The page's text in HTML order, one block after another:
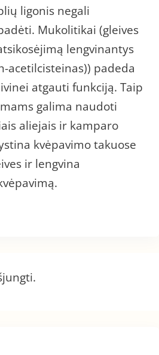
ligonis negali
Mukolitikai (gleives
lengvinantys
acetilcisteinas)) padeda
atgauti funkciją. Taip
galima naudoti
aliejais ir kamparo
kvėpavimo takuose
ir lengvina